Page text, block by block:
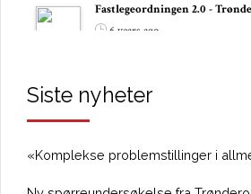
Fastlegeordningen 2.0 -
6 years ago
I helsedebatten under Arendalsuka
fastlegeordningen overfor en kollaps?
Moflag og Kjersti Toppe deltok i
Siste nyheter
«Komplekse problemstillinger i